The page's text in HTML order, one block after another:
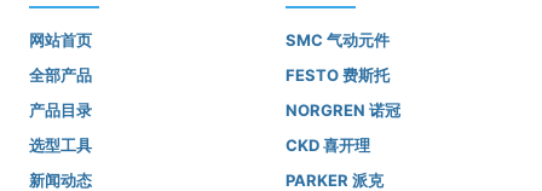
网站首页
全部产品
产品目录
选型工具
新闻动态
SMC 气动元件
FESTO 费斯托
NORGREN 诺冠
CKD 喜开理
PARKER 派克